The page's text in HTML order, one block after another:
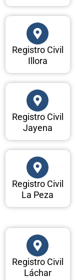
Registro Civil
Illora
Registro Civil
Jayena
Registro Civil
La Peza
Registro Civil
Láchar